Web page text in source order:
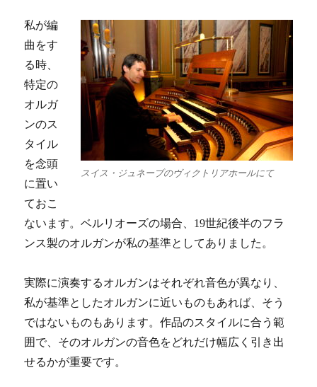
スイス・ジュネーブのヴィクトリアホールにて
私が編
曲をす
る時、
特定の
オルガ
ンのス
タイル
を念頭
に置い
ておこ
ないます。ベルリオーズの場合、19世紀後半のフラ
ンス製のオルガンが私の基準としてありました。
実際に演奏するオルガンはそれぞれ音色が異なり、
私が基準としたオルガンに近いものもあれば、そう
ではないものもあります。作品のスタイルに合う範
囲で、そのオルガンの音色をどれだけ幅広く引き出
せるかが重要です。